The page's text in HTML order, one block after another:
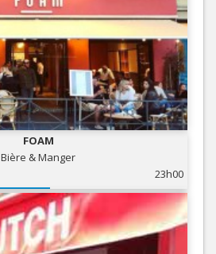
FOAM
Bière & Manger
23h00